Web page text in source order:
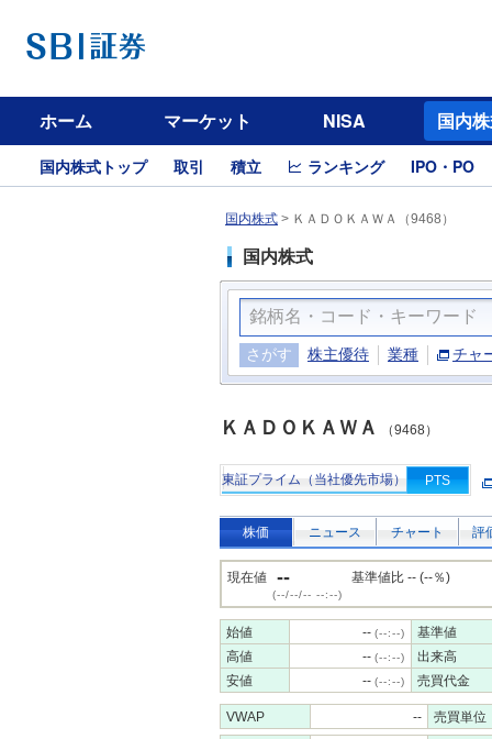
ホーム マーケット NISA 国内
国内株式トップ 取引 積立 ランキング IPO・PO
国内株式 > ＫＡＤＯＫＡＷＡ（9468）
国内株式
さがす 株主優待 業種 チャ
ＫＡＤＯＫＡＷＡ （9468）
東証プライム（当社優先市場） PTS
株価 ニュース チャート 評
現在値 --
(--/--/-- --:--)
基準値比 -- (--％)
始値 -- (--:--)
基準値
高値
-- (--:--)
出来高
安値
-- (--:--) 売買代金
VWAP -- 売買単位